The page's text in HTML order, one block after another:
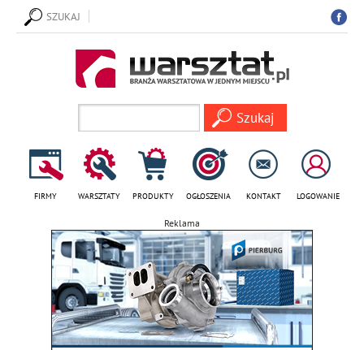
SZUKAJ
FIRMY WARSZTATY PRODUKTY OGŁOSZENIA KONTAKT LOGOWANIE
Reklama